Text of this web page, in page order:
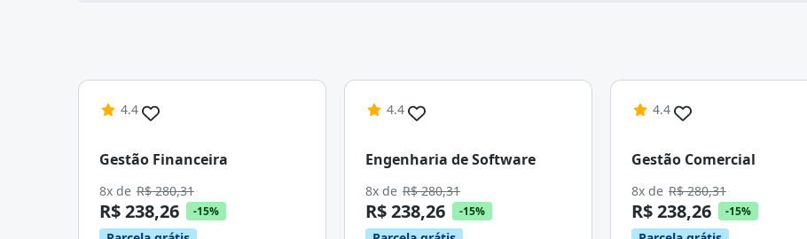
4.4
Gestão Financeira
8x de R$ 280,31
R$ 238,26 -15%
4.4
Engenharia de Software
8x de R$ 280,31
R$ 238,26 -15%
4.4
Gestão Comercial
8x de R$ 280,31
R$ 238,26 -15%